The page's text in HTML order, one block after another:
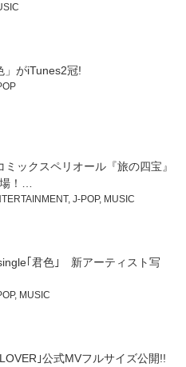
」がiTunes2冠!
ミックスペリオール『旅の四宝』
！…
, J-POP, MUSIC
｢君色｣ 新アーティスト写
, MUSIC
｣公式MVフルサイズ公開!!